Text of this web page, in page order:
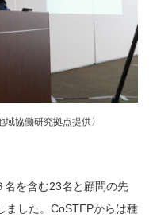
域協働研究拠点提供〉
名を含む23名と顧問の先
ました。CoSTEPからは種